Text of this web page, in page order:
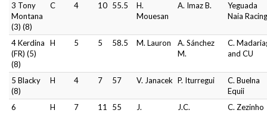
3 Tony
Montana
(3) (8)
C 4 10 55.5
H.
Mouesan
A. Imaz B.
Yeguada
Naia Racing
4 Kerdina
(FR) (5)
(8)
H 5 5 58.5 M. Lauron
A. Sánchez
M.
C.
and CU
5 Blacky
(8)
H 4 7 57 V. Janacek P. Iturregui
C. Buelna
Equii
6
H 7 11 55
J.
J.C.
C. Zezinho